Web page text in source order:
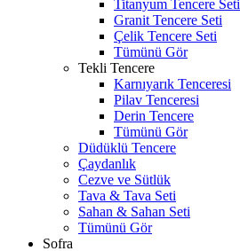
Titanyum Tencere Seti
Granit Tencere Seti
Çelik Tencere Seti
Tümünü Gör
Tekli Tencere
Karnıyarık Tenceresi
Pilav Tenceresi
Derin Tencere
Tümünü Gör
Düdüklü Tencere
Çaydanlık
Cezve ve Sütlük
Tava & Tava Seti
Sahan & Sahan Seti
Tümünü Gör
Sofra